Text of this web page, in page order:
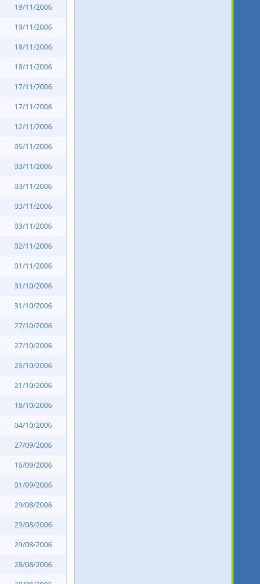
19/11/2006
19/11/2006
18/11/2006
18/11/2006
17/11/2006
17/11/2006
12/11/2006
05/11/2006
03/11/2006
03/11/2006
03/11/2006
03/11/2006
02/11/2006
01/11/2006
31/10/2006
31/10/2006
27/10/2006
27/10/2006
25/10/2006
21/10/2006
18/10/2006
04/10/2006
27/09/2006
16/09/2006
01/09/2006
29/08/2006
29/08/2006
29/08/2006
28/08/2006